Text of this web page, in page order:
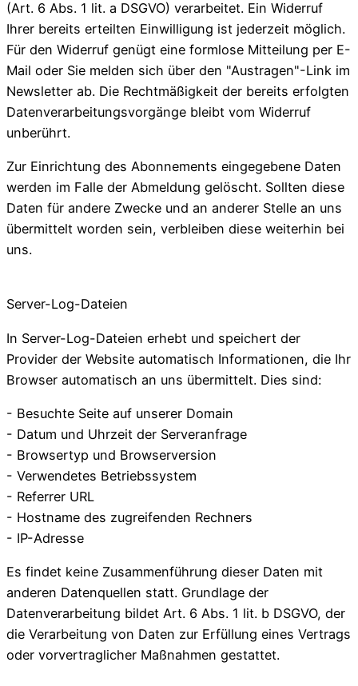
(Art. 6 Abs. 1 lit. a DSGVO) verarbeitet. Ein Widerruf
Ihrer bereits erteilten Einwilligung ist jederzeit möglich.
Für den Widerruf genügt eine formlose Mitteilung per E-
Mail oder Sie melden sich über den "Austragen"-Link im
Newsletter ab. Die Rechtmäßigkeit der bereits erfolgten
Datenverarbeitungsvorgänge bleibt vom Widerruf
unberührt.
Zur Einrichtung des Abonnements eingegebene Daten
werden im Falle der Abmeldung gelöscht. Sollten diese
Daten für andere Zwecke und an anderer Stelle an uns
übermittelt worden sein, verbleiben diese weiterhin bei
uns.
Server-Log-Dateien
In Server-Log-Dateien erhebt und speichert der
Provider der Website automatisch Informationen, die Ihr
Browser automatisch an uns übermittelt. Dies sind:
- Besuchte Seite auf unserer Domain
- Datum und Uhrzeit der Serveranfrage
- Browsertyp und Browserversion
- Verwendetes Betriebssystem
- Referrer URL
- Hostname des zugreifenden Rechners
- IP-Adresse
Es findet keine Zusammenführung dieser Daten mit
anderen Datenquellen statt. Grundlage der
Datenverarbeitung bildet Art. 6 Abs. 1 lit. b DSGVO, der
die Verarbeitung von Daten zur Erfüllung eines Vertrags
oder vorvertraglicher Maßnahmen gestattet.